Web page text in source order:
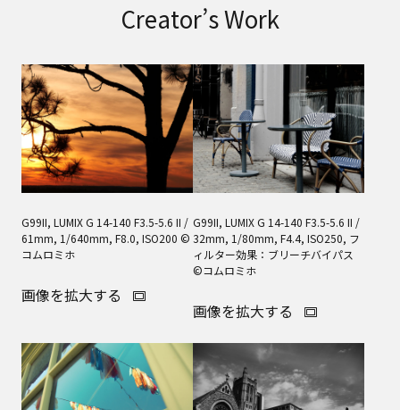
Creator’s Work
G99II, LUMIX G 14-140 F3.5-5.6 II /
61mm, 1/640mm, F8.0, ISO200 ©
コムロミホ
画像を拡大する
G99II, LUMIX G 14-140 F3.5-5.6 II /
32mm, 1/80mm, F4.4, ISO250, フ
ィルター効果：ブリーチバイパス
©コムロミホ
画像を拡大する